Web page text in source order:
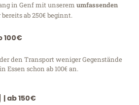
in Genf mit unserem umfassenden
bereits ab 250€ beginnt.
100€
den Transport weniger Gegenstände
in Essen schon ab 100€ an.
| ab 150€